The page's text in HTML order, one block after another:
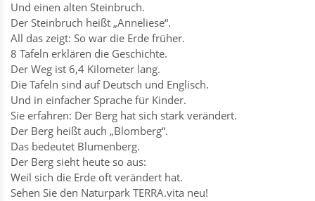
Und einen alten Steinbruch.
Der Steinbruch heißt „Anneliese“.
All das zeigt: So war die Erde früher.
8 Tafeln erklären die Geschichte.
Der Weg ist 6,4 Kilometer lang.
Die Tafeln sind auf Deutsch und Englisch.
Und in einfacher Sprache für Kinder.
Sie erfahren: Der Berg hat sich stark verändert.
Der Berg heißt auch „Blomberg“.
Das bedeutet Blumenberg.
Der Berg sieht heute so aus:
Weil sich die Erde oft verändert hat.
Sehen Sie den Naturpark TERRA.vita neu!